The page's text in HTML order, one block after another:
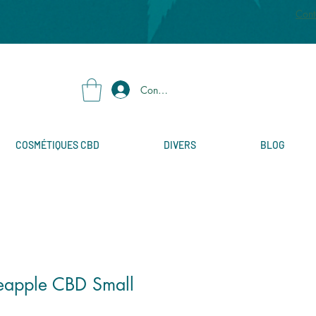
Connexion
COSMÉTIQUES CBD DIVERS BLOG
CBD Small